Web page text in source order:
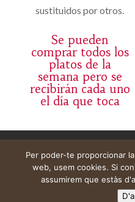
sustituidos por otros.
Se pueden
comprar todos los
platos de la
semana pero se
recibirán cada uno
el día que toca
Web construïda per
Per poder-te proporcionar
web, usem cookies. Si
assumirem que estàs